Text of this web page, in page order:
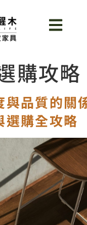
購攻略
與品質的關
選購全攻略